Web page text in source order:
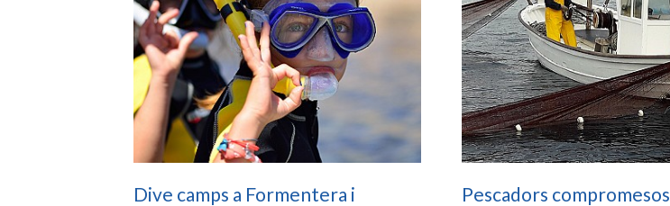
Dive camps a Formentera i
Pescadors compromesos